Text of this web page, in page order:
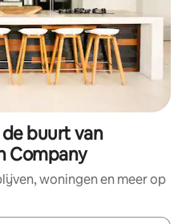
buurt van
Company
woningen en meer op